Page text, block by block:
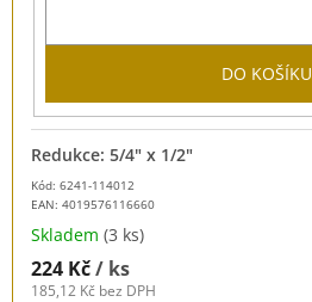
DO KOŠÍKU
Kód: 6241-114012
EAN: 4019576116660
Redukce: 5/4" x 1/2"
Skladem (3 ks)
224 Kč/ ks
185,12 Kč bez DPH